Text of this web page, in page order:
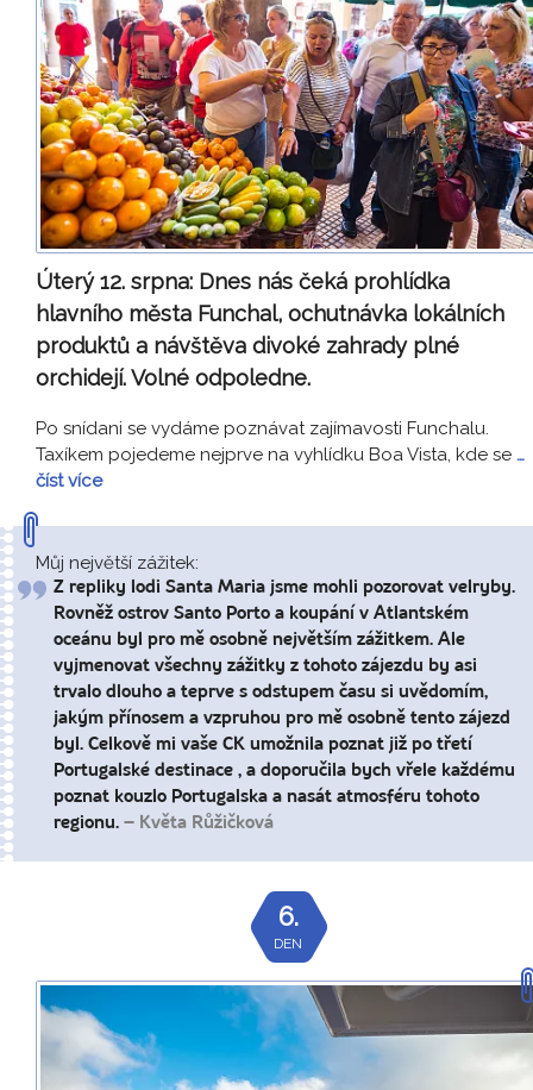
Úterý 12. srpna: Dnes nás čeká prohlídka
hlavního města Funchal, ochutnávka lokálních
produktů a návštěva divoké zahrady plné
orchidejí. Volné odpoledne.
Po snídani se vydáme poznávat zajímavosti Funchalu.
Taxíkem pojedeme nejprve na vyhlídku Boa Vista, kde se …
číst více
Můj největší zážitek:
Z repliky lodi Santa Maria jsme mohli pozorovat velryby.
Rovněž ostrov Santo Porto a koupání v Atlantském
oceánu byl pro mě osobně největším zážitkem. Ale
vyjmenovat všechny zážitky z tohoto zájezdu by asi
trvalo dlouho a teprve s odstupem času si uvědomím,
jakým přínosem a vzpruhou pro mě osobně tento zájezd
byl. Celkově mi vaše CK umožnila poznat již po třetí
Portugalské destinace , a doporučila bych vřele každému
poznat kouzlo Portugalska a nasát atmosféru tohoto
regionu. – Květa Růžičková
6.
DEN